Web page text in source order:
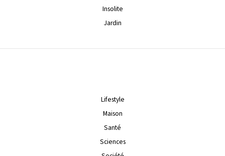
Insolite
Jardin
Lifestyle
Maison
Santé
Sciences